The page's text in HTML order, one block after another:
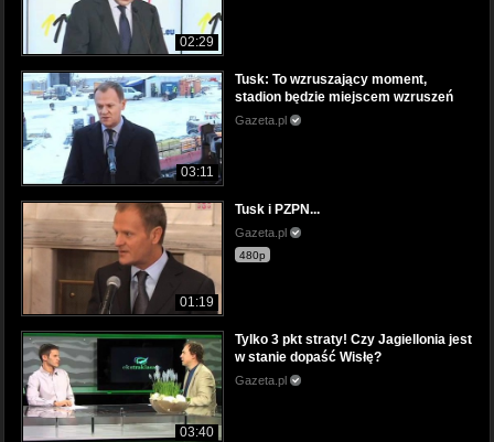
02:29
03:11
Tusk: To wzruszający moment,
stadion będzie miejscem wzruszeń
Gazeta.pl
01:19
Tusk i PZPN...
Gazeta.pl
480p
03:40
Tylko 3 pkt straty! Czy Jagiellonia jest
w stanie dopaść Wisłę?
Gazeta.pl